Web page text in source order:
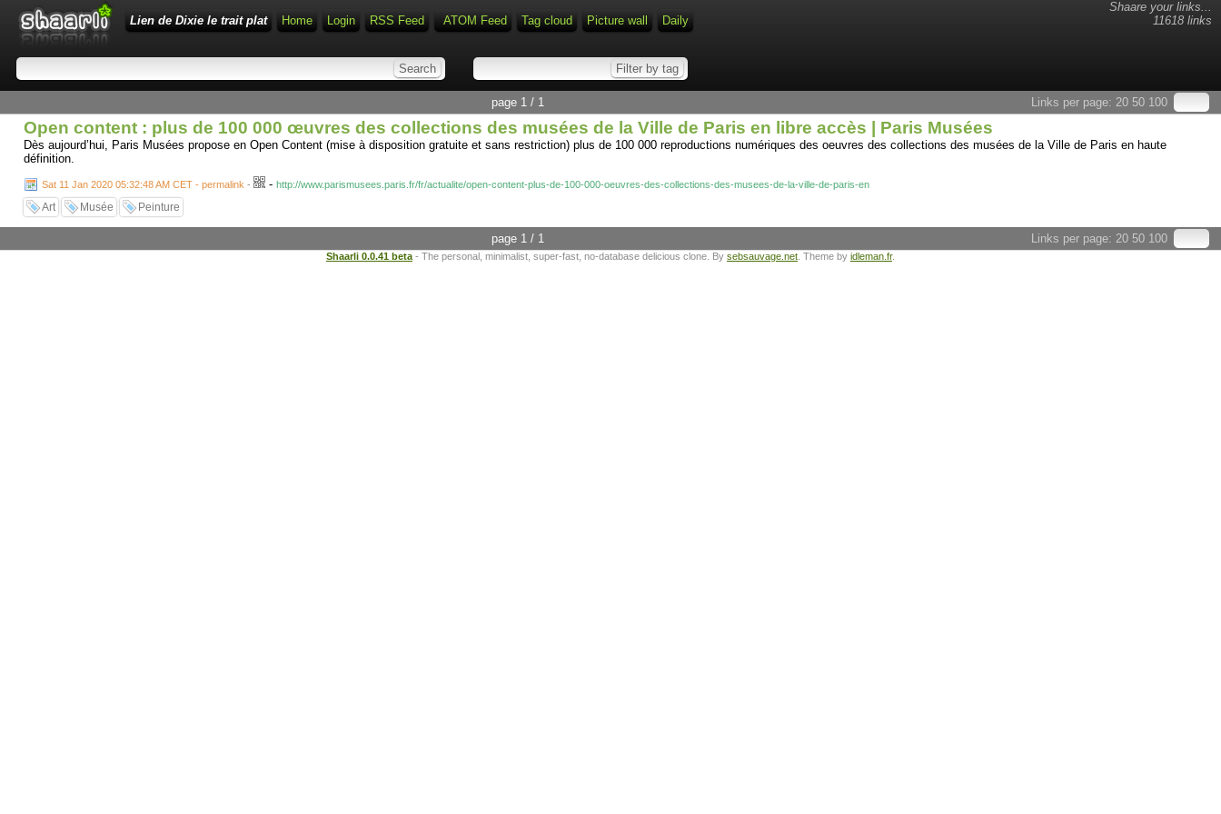
Shaare your links...
11618 links
Lien de Dixie le trait plat Home Login RSS Feed ATOM Feed Tag cloud Picture wall Daily
Links per page: 20 50 100
page 1 / 1
Open content : plus de 100 000 œuvres des collections des musées de la Ville de Paris en libre accès | Paris Musées
Dès aujourd’hui, Paris Musées propose en Open Content (mise à disposition gratuite et sans restriction) plus de 100 000 reproductions numériques des oeuvres des collections des musées de la Ville de Paris en haute
définition.
Sat 11 Jan 2020 05:32:48 AM CET - permalink - - http://www.parismusees.paris.fr/fr/actualite/open-content-plus-de-100-000-oeuvres-des-collections-des-musees-de-la-ville-de-paris-en
Art Musée Peinture
Links per page: 20 50 100
page 1 / 1
Shaarli 0.0.41 beta - The personal, minimalist, super-fast, no-database delicious clone. By sebsauvage.net . Theme by idleman.fr.